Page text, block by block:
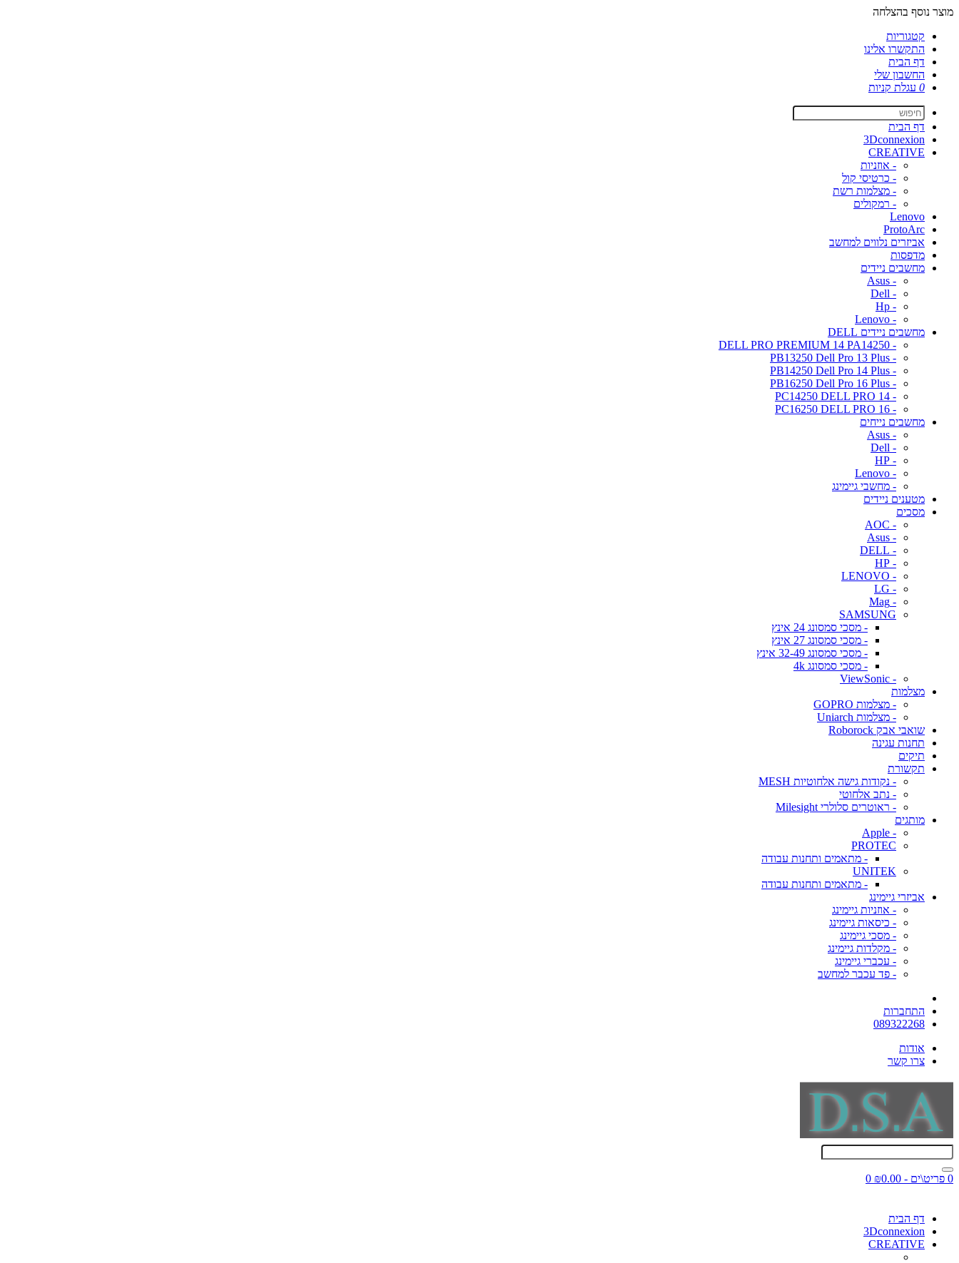
מוצר נוסף בהצלחה
קטגוריות
התקשרו אלינו
דף הבית
החשבון שלי
0 עגלת קניות
דף הבית
3Dconnexion
CREATIVE
- אוזניות
- כרטיסי קול
- מצלמות רשת
- רמקולים
Lenovo
ProtoArc
אביזרים נלווים למחשב
מדפסות
מחשבים ניידים
- Asus
- Dell
- Hp
- Lenovo
מחשבים ניידים DELL
- DELL PRO PREMIUM 14 PA14250
- PB13250 Dell Pro 13 Plus
- PB14250 Dell Pro 14 Plus
- PB16250 Dell Pro 16 Plus
- PC14250 DELL PRO 14
- PC16250 DELL PRO 16
מחשבים נייחים
- Asus
- Dell
- HP
- Lenovo
- מחשבי גיימינג
מטענים ניידים
מסכים
- AOC
- Asus
- DELL
- HP
- LENOVO
- LG
- Mag
SAMSUNG
- מסכי סמסונג 24 אינץ
- מסכי סמסונג 27 אינץ
- מסכי סמסונג 32-49 אינץ
- מסכי סמסונג 4k
- ViewSonic
מצלמות
- מצלמות GOPRO
- מצלמות Uniarch
שואבי אבק Roborock
תחנות עגינה
תיקים
תקשורת
- נקודות גישה אלחוטיות MESH
- נתב אלחוטי
- ראוטרים סלולרי Milesight
מותגים
- Apple
PROTEC
- מתאמים ותחנות עבודה
UNITEK
- מתאמים ותחנות עבודה
אביזרי גיימינג
- אוזניות גיימינג
- כיסאות גיימינג
- מסכי גיימינג
- מקלדות גיימינג
- עכברי גיימינג
- פד עכבר למחשב
התחברות
089322268
אודות
צרו קשר
0 פריט\ים - ₪0.00 0
דף הבית
3Dconnexion
CREATIVE